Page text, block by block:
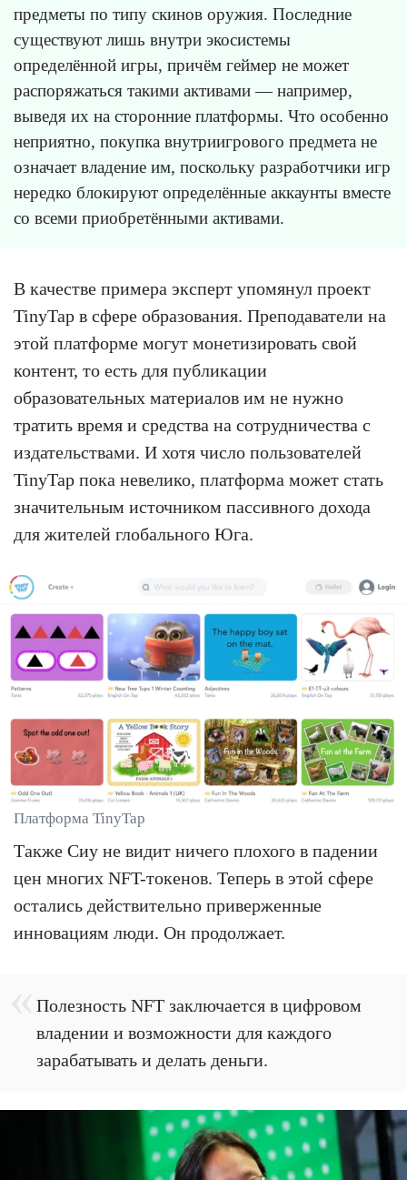
предметы по типу скинов оружия. Последние
существуют лишь внутри экосистемы
определённой игры, причём геймер не может
распоряжаться такими активами — например,
выведя их на сторонние платформы. Что особенно
неприятно, покупка внутриигрового предмета не
означает владение им, поскольку разработчики игр
нередко блокируют определённые аккаунты вместе
со всеми приобретёнными активами.
В качестве примера эксперт упомянул проект
TinyTap в сфере образования. Преподаватели на
этой платформе могут монетизировать свой
контент, то есть для публикации
образовательных материалов им не нужно
тратить время и средства на сотрудничества с
издательствами. И хотя число пользователей
TinyTap пока невелико, платформа может стать
значительным источником пассивного дохода
для жителей глобального Юга.
Платформа TinyTap
Также Сиу не видит ничего плохого в падении
цен многих NFT-токенов. Теперь в этой сфере
остались действительно приверженные
инновациям люди. Он продолжает.
Полезность NFT заключается в цифровом
владении и возможности для каждого
зарабатывать и делать деньги.